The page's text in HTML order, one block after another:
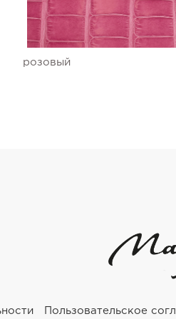
розовый
Пользовательское